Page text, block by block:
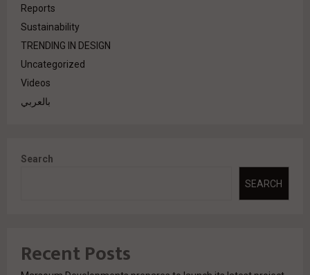
Reports
Sustainability
TRENDING IN DESIGN
Uncategorized
Videos
بالعربي
Search
SEARCH
Recent Posts